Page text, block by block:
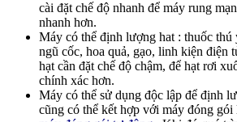
cài đặt chế độ nhanh để máy rung
nhanh hơn.
Máy có thể định lượng hat : thuốc thú
ngũ cốc, hoa quả, gạo, linh kiện
hạt cần đặt chế độ chậm, để hạt rơi
chính xác hơn.
Máy có thể sử dụng độc lập để định
cũng có thể kết hợp với máy đóng gói